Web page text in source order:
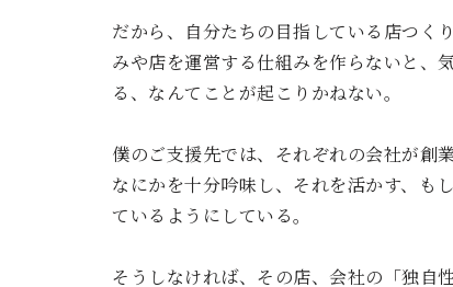
だから、自分たちの目指している店つく
みや店を運営する仕組みを作らないと、
る、なんてことが起こりかねない。
僕のご支援先では、それぞれの会社が創
なにかを十分吟味し、それを活かす、も
ているようにしている。
そうしなければ、その店、会社の「独自